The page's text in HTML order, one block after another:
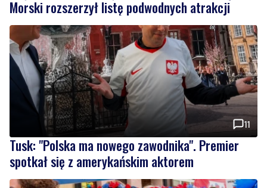
11
Tusk: "Polska ma nowego zawodnika". Premier
spotkał się z amerykańskim aktorem